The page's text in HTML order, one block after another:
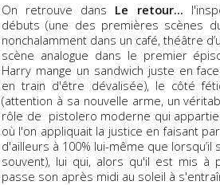
On retrouve dans Le retour...
débuts (une des premières scènes
nonchalamment dans un café, théâtre
scène analogue dans le premier
Harry mange un sandwich juste en
en train d'être dévalisée), le côté
(attention à sa nouvelle arme, un
rôle de pistolero moderne qui
où l'on appliquait la justice en faisant
d'ailleurs à 100% lui-même que
souvent), lui qui, alors qu'il est mis à
passe son après midi au soleil à